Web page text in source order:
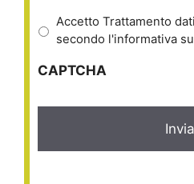
Accetto Trattamento
secondo l'informativa
CAPTCHA